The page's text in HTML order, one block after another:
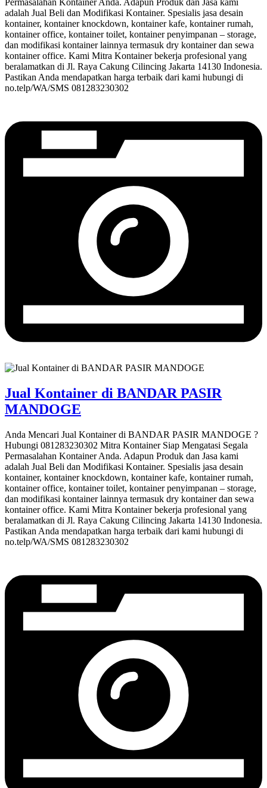
Permasalahan Kontainer Anda. Adapun Produk dan Jasa kami
adalah Jual Beli dan Modifikasi Kontainer. Spesialis jasa desain
kontainer, kontainer knockdown, kontainer kafe, kontainer rumah,
kontainer office, kontainer toilet, kontainer penyimpanan – storage,
dan modifikasi kontainer lainnya termasuk dry kontainer dan sewa
kontainer office. Kami Mitra Kontainer bekerja profesional yang
beralamatkan di Jl. Raya Cakung Cilincing Jakarta 14130 Indonesia.
Pastikan Anda mendapatkan harga terbaik dari kami hubungi di
no.telp/WA/SMS 081283230302
Jual Kontainer di BANDAR PASIR
MANDOGE
Anda Mencari Jual Kontainer di BANDAR PASIR MANDOGE ?
Hubungi 081283230302 Mitra Kontainer Siap Mengatasi Segala
Permasalahan Kontainer Anda. Adapun Produk dan Jasa kami
adalah Jual Beli dan Modifikasi Kontainer. Spesialis jasa desain
kontainer, kontainer knockdown, kontainer kafe, kontainer rumah,
kontainer office, kontainer toilet, kontainer penyimpanan – storage,
dan modifikasi kontainer lainnya termasuk dry kontainer dan sewa
kontainer office. Kami Mitra Kontainer bekerja profesional yang
beralamatkan di Jl. Raya Cakung Cilincing Jakarta 14130 Indonesia.
Pastikan Anda mendapatkan harga terbaik dari kami hubungi di
no.telp/WA/SMS 081283230302